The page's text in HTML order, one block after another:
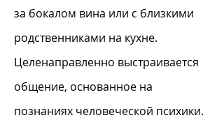
за бокалом вина или с близкими
родственниками на кухне.
Целенаправленно выстраивается
общение, основанное на
познаниях человеческой психики.